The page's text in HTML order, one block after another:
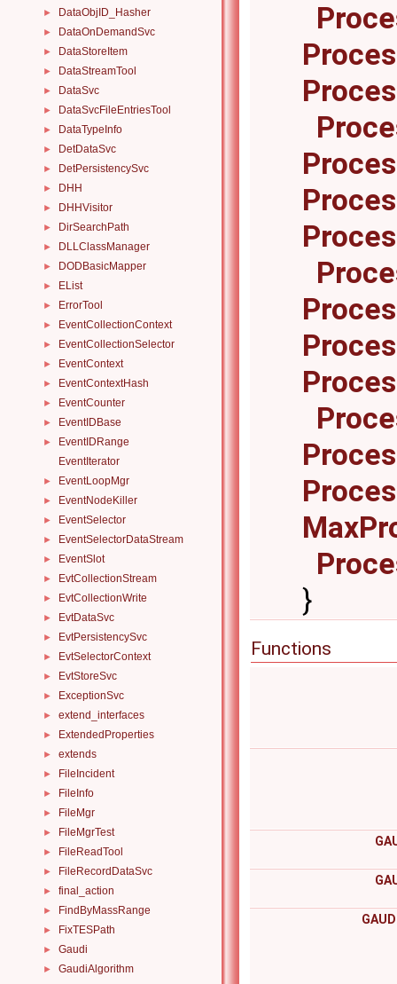
► DataObjID_Hasher
► DataOnDemandSvc
► DataStoreItem
► DataStreamTool
► DataSvc
► DataSvcFileEntriesTool
► DataTypeInfo
► DetDataSvc
► DetPersistencySvc
► DHH
► DHHVisitor
► DirSearchPath
► DLLClassManager
► DODBasicMapper
► EList
► ErrorTool
► EventCollectionContext
► EventCollectionSelector
► EventContext
► EventContextHash
► EventCounter
► EventIDBase
►
EventIDRange
EventIterator
► EventLoopMgr
► EventNodeKiller
► EventSelector
► EventSelectorDataStream
► EventSlot
► EvtCollectionStream
► EvtCollectionWrite
► EvtDataSvc
► EvtPersistencySvc
► EvtSelectorContext
► EvtStoreSvc
► ExceptionSvc
► extend_interfaces
► ExtendedProperties
► extends
► FileIncident
► FileInfo
► FileMgr
► FileMgrTest
► FileReadTool
► FileRecordDataSvc
► final_action
► FindByMassRange
► FixTESPath
► Gaudi
► GaudiAlgorithm
}
Functions